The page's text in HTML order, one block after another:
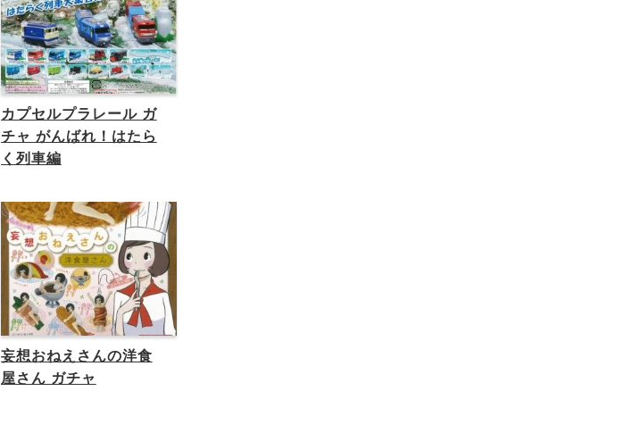
カプセルプラレール ガ
チャ がんばれ！はたら
く列車編
妄想おねえさんの洋食
屋さん ガチャ